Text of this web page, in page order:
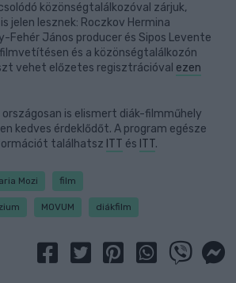
közönségtalálkozóval zárjuk,
jelen lesznek: Roczkov Hermina
Fehér János producer és Sipos Levente
és a közönségtalálkozón
vehet előzetes regisztrációval ezen
is elismert diák-filmműhely
kedves érdeklődőt. A program egésze
találhatsz ITT és ITT.
Mozi film
MOVUM diákfilm